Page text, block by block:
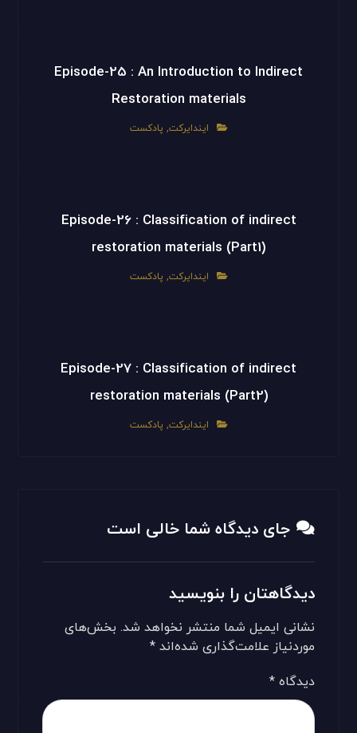
Episode-25 : An Introduction to Indirect
Restoration materials
ایندایرکت, پادکست
Episode-26 : Classification of indirect
restoration materials (Part1)
ایندایرکت, پادکست
Episode-27 : Classification of indirect
restoration materials (Part2)
ایندایرکت, پادکست
جای دیدگاه شما خالی است
دیدگاهتان را بنویسید
نشانی ایمیل شما منتشر نخواهد شد. بخش‌های
موردنیاز علامت‌گذاری شده‌اند*
دیدگاه*